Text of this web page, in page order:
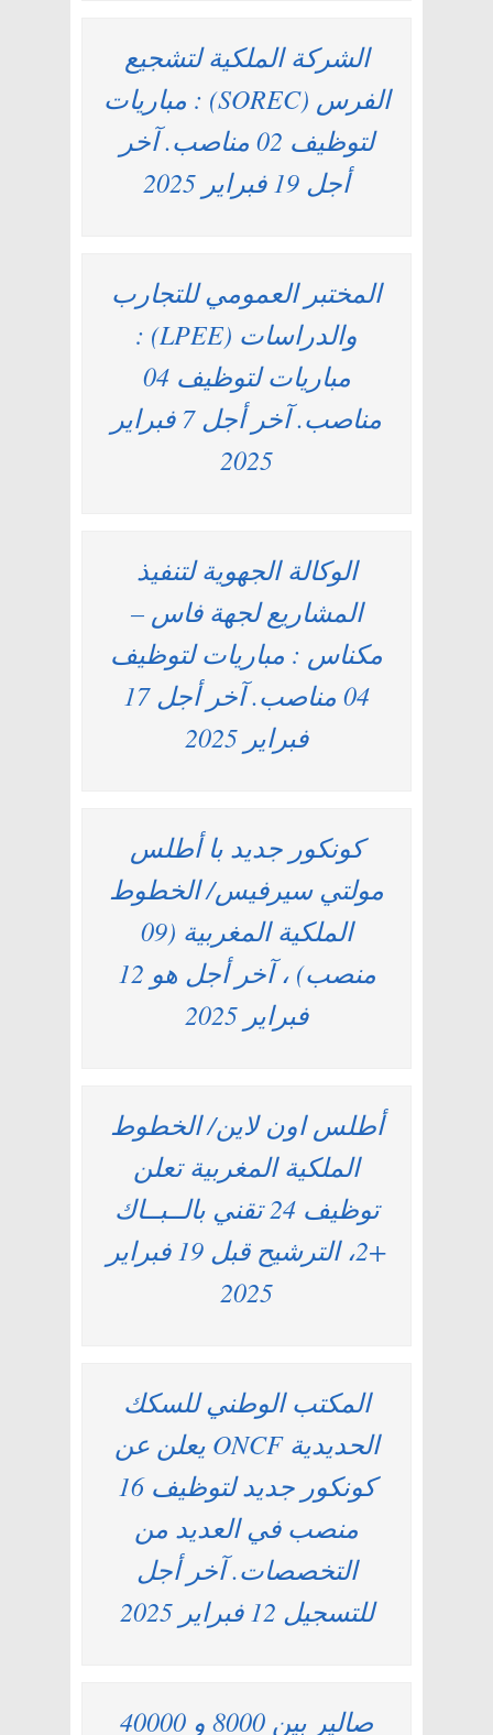
الشركة الملكية لتشجيع
الفرس (SOREC) : مباريات
لتوظيف 02 مناصب. آخر
أجل 19 فبراير 2025
المختبر العمومي للتجارب
والدراسات (LPEE) :
مباريات لتوظيف 04
مناصب. آخر أجل 7 فبراير
2025
الوكالة الجهوية لتنفيذ
المشاريع لجهة فاس –
مكناس : مباريات لتوظيف
04 مناصب. آخر أجل 17
فبراير 2025
كونكور جديد با أطلس
مولتي سيرفيس/ الخطوط
الملكية المغربية (09
منصب) ، آخر أجل هو 12
فبراير 2025
أطلس اون لاين/ الخطوط
الملكية المغربية تعلن
توظيف 24 تقني بالــبــاك
+2، الترشيح قبل 19 فبراير
2025
المكتب الوطني للسكك
الحديدية ONCF يعلن عن
كونكور جديد لتوظيف 16
منصب في العديد من
التخصصات. آخر أجل
للتسجيل 12 فبراير 2025
صالير بين 8000 و 40000